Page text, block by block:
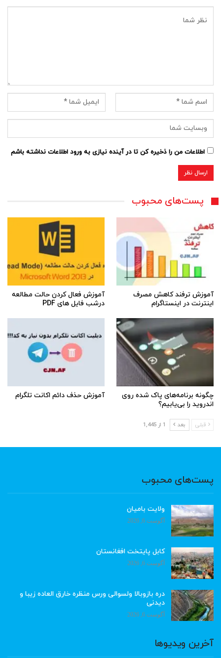
اطلاعات من را ذخیره کن تا در آینده نیازی به ورود اطلاعات نداشته باشم
پست‌های محبوب
آموزش ترفند کاهش مصرف
اینترنت در اینستاگرام
آموزش فعال کردن حالت مطالعه
درشب فایل های PDF
چگونه برنامه‌های پاک شده روی
اندروید را بی‌یابیم؟
آموزش حذف دائم اکانت تلگرام
قبلی بعد 1 از 1,445
پست‌های محبوب
ولایت بامیان
آگوست 6, 2026
کابل پایتخت افغانستان
آگوست 6, 2026
دره بازوبالا ولسوالی ورس منظره خارق العاده زیبا و
دیدنی
آگوست 6, 2026
آخرین ویدیوها